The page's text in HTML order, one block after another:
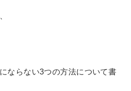
ならない3つの方法について書